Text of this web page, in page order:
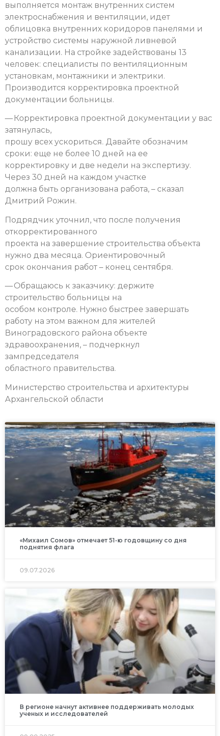
выполняется монтаж внутренних систем
электроснабжения и вентиляции, идет
облицовка внутренних коридоров панелями и
устройство системы наружной ливневой
канализации. На стройке задействованы 13
человек: специалисты по вентиляционным
установкам, монтажники и электрики.
Производится корректировка проектной
документации больницы.
— Корректировка проектной документации у вас
затянулась,
прошу всех ускориться. Давайте обозначим
сроки: еще не более 10 дней на ее
корректировку и две недели на экспертизу.
Через 30 дней на каждом участке
должна быть организована работа, – сказал
Дмитрий Рожин.
Подрядчик уточнил, что после получения
откорректированного
проекта на завершение строительства объекта
нужно два месяца. Ориентировочный
срок окончания работ – конец сентября.
— Обращаюсь к заказчику: держите
строительство больницы на
особом контроле. Нужно быстрее завершать
работу на этом важном для жителей
Виноградовского района объекте
здравоохранения, – подчеркнул
зампредседателя
областного правительства.
Министерство строительства и архитектуры
Архангельской области
«Михаил Сомов» отмечает 51-ю годовщину со дня
поднятия флага
09.07.2026
В регионе начнут активнее поддерживать молодых
ученых и исследователей